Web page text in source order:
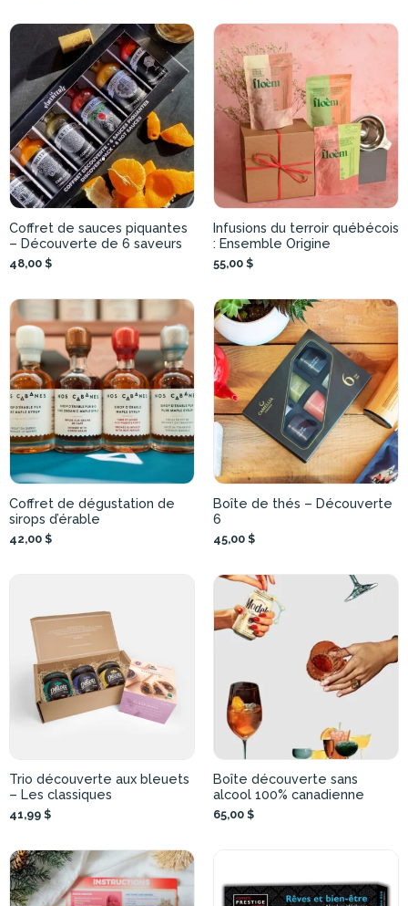
Coffret de sauces piquantes
– Découverte de 6 saveurs
48,00 $
Infusions du terroir québécois
: Ensemble Origine
55,00 $
Coffret de dégustation de
sirops d’érable
42,00 $
Boîte de thés – Découverte
6
45,00 $
Trio découverte aux bleuets
– Les classiques
41,99 $
Boîte découverte sans
alcool 100% canadienne
65,00 $